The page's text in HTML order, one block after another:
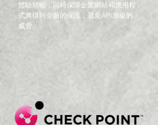
體驗順暢，同時保障企業網站和應用程
式將得到全面的保護，避免API層級的
威脅。